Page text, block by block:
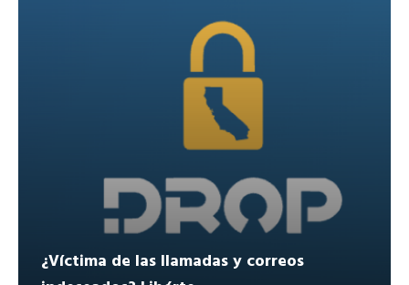
¿Víctima de las llamadas y correos